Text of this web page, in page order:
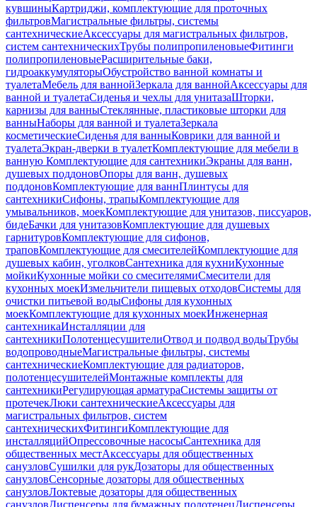
кувшиныКартриджи, комплектующие для проточных
фильтровМагистральные фильтры, системы
сантехническиеАксессуары для магистральных фильтров,
систем сантехническихТрубы полипропиленовыеФитинги
полипропиленовыеРасширительные баки,
гидроаккумуляторыОбустройство ванной комнаты и
туалетаМебель для ваннойЗеркала для ваннойАксессуары для
ванной и туалетаСиденья и чехлы для унитазаШторки,
карнизы для ванныСтеклянные, пластиковые шторки для
ванныНаборы для ванной и туалетаЗеркала
косметическиеСиденья для ванныКоврики для ванной и
туалетаЭкран-дверки в туалетКомплектующие для мебели в
ванную Комплектующие для сантехникиЭкраны для ванн,
душевых поддоновОпоры для ванн, душевых
поддоновКомплектующие для ваннПлинтусы для
сантехникиСифоны, трапыКомплектующие для
умывальников, моекКомплектующие для унитазов, писсуаров,
бидеБачки для унитазовКомплектующие для душевых
гарнитуровКомплектующие для сифонов,
траповКомплектующие для смесителейКомплектующие для
душевых кабин, уголковСантехника для кухниКухонные
мойкиКухонные мойки со смесителямиСмесители для
кухонных моекИзмельчители пищевых отходовСистемы для
очистки питьевой водыСифоны для кухонных
моекКомплектующие для кухонных моекИнженерная
сантехникаИнсталляции для
сантехникиПолотенцесушителиОтвод и подвод водыТрубы
водопроводныеМагистральные фильтры, системы
сантехническиеКомплектующие для радиаторов,
полотенцесушителейМонтажные комплекты для
сантехникиРегулирующая арматураСистемы защиты от
протечекЛюки сантехническиеАксессуары для
магистральных фильтров, систем
сантехническихФитингиКомплектующие для
инсталляцийОпрессовочные насосыСантехника для
общественных местАксессуары для общественных
санузловСушилки для рукДозаторы для общественных
санузловСенсорные дозаторы для общественных
санузловЛоктевые дозаторы для общественных
санузловДиспенсеры для бумажных полотенецДиспенсеры